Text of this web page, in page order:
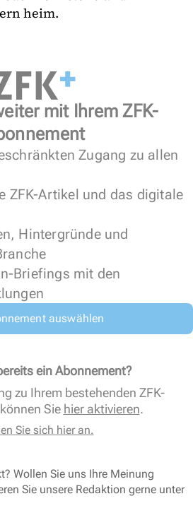
heim.
mit Ihrem ZFK-
Zugang zu allen
ZFK-Artikel und das digitale
Hintergründe und
Briefings mit den
auswählen
ein Abonnement?
zu Ihrem bestehenden ZFK-
Sie hier aktivieren.
Sie sich hier an.
Wollen Sie uns Ihre Meinung
Sie unsere Redaktion gerne unter